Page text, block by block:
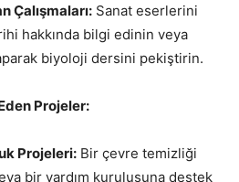
Çalışmaları: Sanat eserlerini
hakkında bilgi edinin veya
biyoloji dersini pekiştirin.
Projeler:
Projeleri: Bir çevre temizliği
bir yardım kuruluşuna destek